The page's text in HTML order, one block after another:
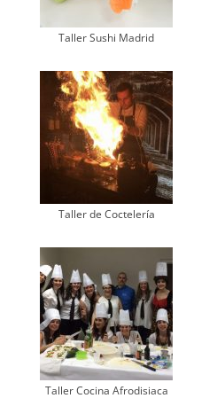
Taller Sushi Madrid
Taller de Coctelería
Taller Cocina Afrodisiaca